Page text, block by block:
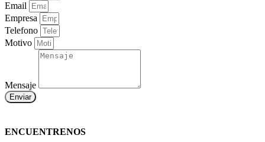
Email
Empresa
Telefono
Motivo
Mensaje
Enviar
ENCUENTRENOS